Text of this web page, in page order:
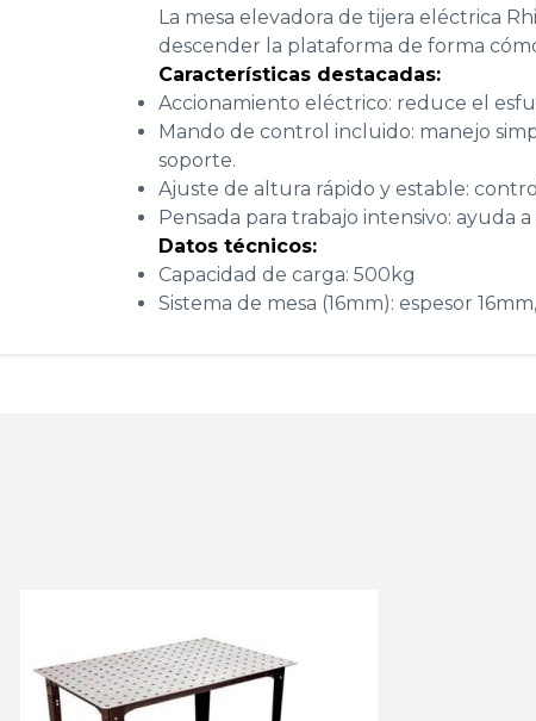
La mesa elevadora de tijera eléctrica
descender la plataforma de forma
Características destacadas:
Accionamiento eléctrico: reduce el
Mando de control incluido: manejo
soporte.
Ajuste de altura rápido y estable:
Pensada para trabajo intensivo: ayuda
Datos técnicos:
Capacidad de carga: 500kg
Sistema de mesa (16mm): espesor